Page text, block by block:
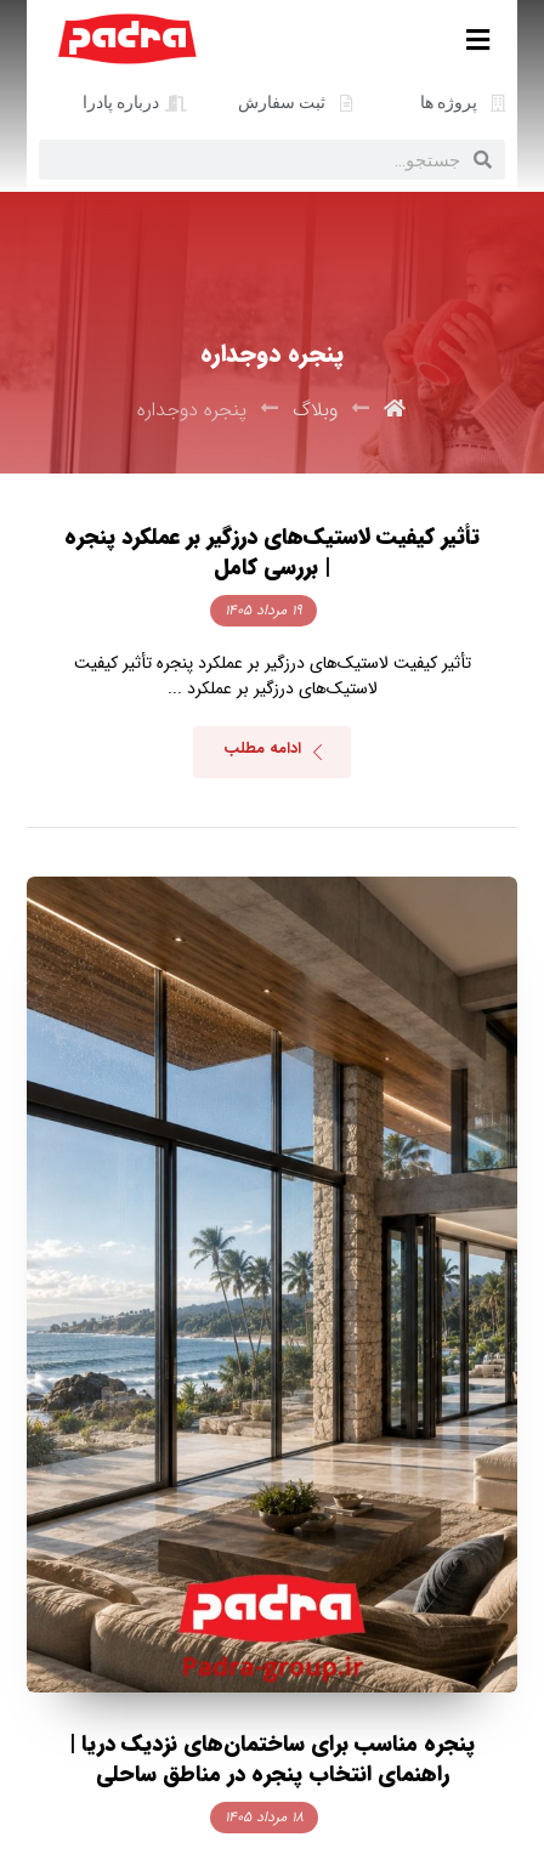
پروژه ها ثبت سفارش درباره پادرا
پنجره دوجداره
وبلاگ پنجره دوجداره
تأثیر کیفیت لاستیک‌های درزگیر بر عملکرد پنجره
| بررسی کامل
۱۹ مرداد ۱۴۰۵
تأثیر کیفیت لاستیک‌های درزگیر بر عملکرد پنجره تأثیر کیفیت
لاستیک‌های درزگیر بر عملکرد ...
ادامه مطلب
پنجره مناسب برای ساختمان‌های نزدیک دریا |
راهنمای انتخاب پنجره در مناطق ساحلی
۱۸ مرداد ۱۴۰۵